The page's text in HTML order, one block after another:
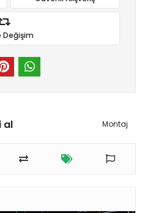
Değişim
al Montaj